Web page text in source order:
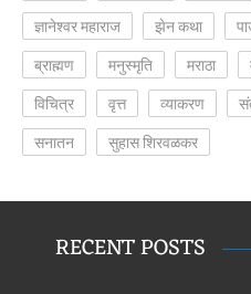
ज्ञानेश्वर महाराज
झेन कथा
ब्राह्मण
मनुस्मृति मराठा
विचित्र
वृत्त व्याकरण
सनातन
सुहास शिरवळकर
RECENT POSTS